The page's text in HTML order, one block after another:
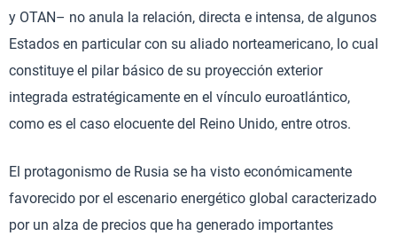
y OTAN– no anula la relación, directa e intensa, de algunos
Estados en particular con su aliado norteamericano, lo cual
constituye el pilar básico de su proyección exterior
integrada estratégicamente en el vínculo euroatlántico,
como es el caso elocuente del Reino Unido, entre otros.
El protagonismo de Rusia se ha visto económicamente
favorecido por el escenario energético global caracterizado
por un alza de precios que ha generado importantes